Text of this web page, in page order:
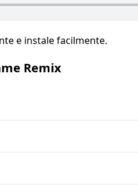
e instale facilmente.
Remix